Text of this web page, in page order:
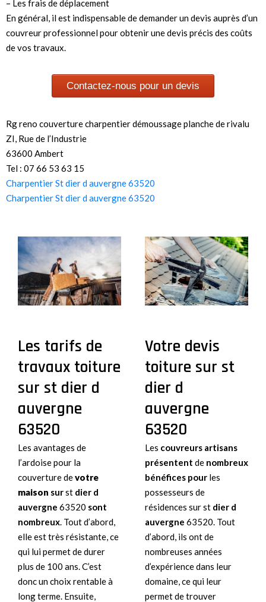
– Les frais de déplacement
En général, il est indispensable de demander un devis auprès d’un
couvreur professionnel pour obtenir une devis précis des coûts
de vos travaux.
Contactez-nous pour un devis
Rg reno couverture charpentier démoussage planche de rivalu
ZI, Rue de l’Industrie
63600 Ambert
Tel : 07 66 53 63 15
Charpentier St dier d auvergne 63520
Charpentier St dier d auvergne 63520
Les tarifs de
travaux toiture
sur st dier d
auvergne
63520
Les avantages de
l’ardoise pour la
couverture devotre
maison surst dier d
auvergne 63520 sont
nombreux. Tout d’abord,
elle est très résistante, ce
qui lui permet de durer
plus de 100 ans. C’est
donc un choix rentable à
long terme. Ensuite,
Votre devis
toiture sur st
dier d
auvergne
63520
Les couvreurs artisans
présentent de nombreux
bénéfices pour les
possesseurs de
résidences sur st dier d
auvergne 63520. Tout
d’abord, ils ont de
nombreuses années
d’expérience dans leur
domaine, ce qui leur
permet de trouver